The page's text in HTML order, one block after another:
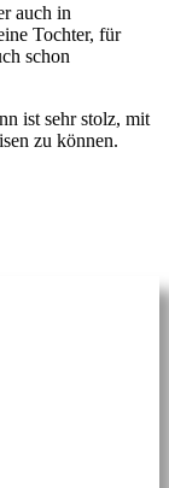
auch in
Tochter, für
schon
ist sehr stolz, mit
zu können.